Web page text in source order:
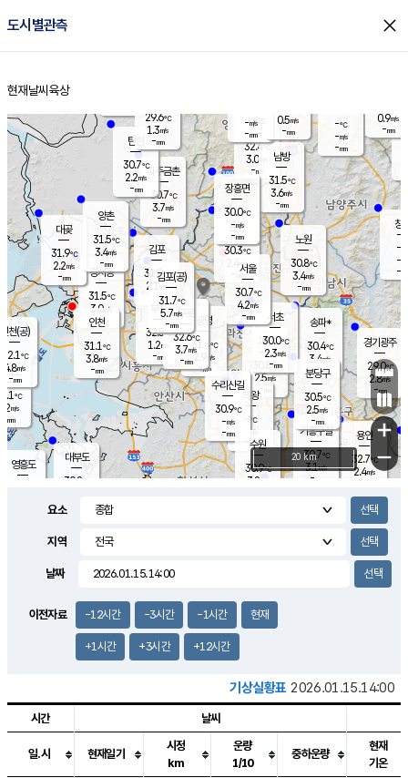
도시별관측 close
홈
현재날씨 육상
의도
℃
m/s
mm
영흥도
양주
32.4℃
3.0
-mm
과천
30.8℃
2.5m/s
- mm
용인
32.7℃
2.4m/s
경기광주
29.0℃
2.8m/s
-mm
4.1m/s
대부도
30.8
경서동
31.5℃
3.0m/s
-mm
파주금촌
30.7℃
3.7m/s
-mm
-℃
-m/s
-mm
대곶
31.9℃
2.2m/s
-mm
창
-
-m/
-
탄현
30.7℃
2.2m/s
-mm
0.9m/s
-mm
의왕
- ℃
m/s
mm
김포
31.0℃
2.1 m/s
mm
광명
31.4 ℃
2.9 m/s
-mm
부천
32.5℃
1.2m/s
-mm
양촌
31.5℃
3.4m/s
-mm
구로
32.6℃
3.7m/s
-mm
은평
30.3℃
2.4 m/s
- mm
노원
30.8℃
3.4m/s
-mm
송파*
30.4℃
3.4m/s
-mm
서초
30.0℃
2.3m/s
-mm
남방
31.5℃
3.6m/s
-mm
기흥구갈
30.7℃
3.1m/s
-
수리산길
30.9℃
-m/s
-mm
분당구
30.5℃
2.5m/s
-mm
장흥면
30.0℃
-m/s
-mm
-m/s
-mm
인천(공)
32.1℃
4.8m/s
-mm
김포(공)
31.7℃
5.7m/s
-mm
수원
30.9℃
3.8 m/s
인천
31.1℃
3.8m/s
-mm
서울
30.7℃
4.2m/s
-mm
29.6℃
1.3m/s
-mm
0.5m/s
-mm
+
−
20 km
요소
지역
날짜
이전자료 -12시간 -3시간 -1시간 현재
+1시간 +3시간 +12시간
기상실황표 2026.01.15.14:00
시간 날씨
일.시 현재일기
시정
km
운량
1/10
중하운량
현재
기온